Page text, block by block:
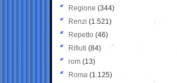
Regione (344)
Renzi (1.521)
Repetto (46)
Rifiuti (84)
rom (13)
Roma (1.125)